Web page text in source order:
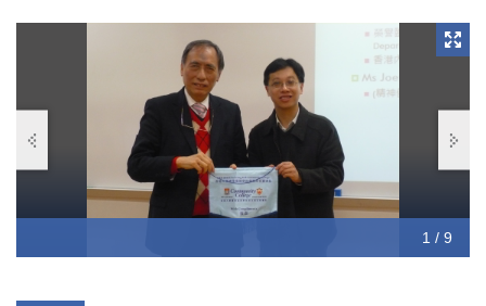
Ms. Joey Sou，香港社會工作者總工會精神健康服務關注組
1 / 9
2 / 9
3 / 9
4 / 9
5 / 9
6 / 9
7 / 9
8 / 9
9 / 9